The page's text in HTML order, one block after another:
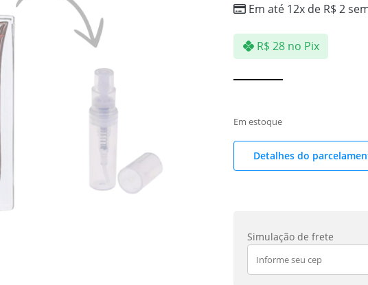
Em até 12x de R$ 2
R$ 28 no Pix
Em estoque
Detalhes do
Simulação de frete